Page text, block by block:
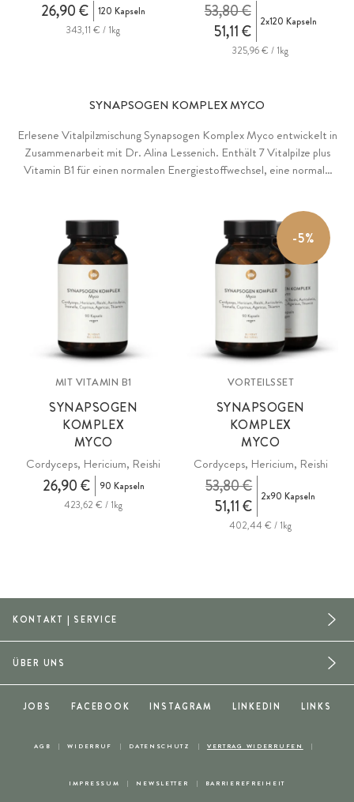
26,90 €
120 Kapseln
343,11 € / 1kg
51,11 €
53,80 € 2x120 Kapseln
325,96 € / 1kg
SYNAPSOGEN KOMPLEX MYCO
Erlesene Vitalpilzmischung Synapsogen Komplex Myco entwickelt in
Zusammenarbeit mit Dr. Alina Lessenich. Enthält 7 Vitalpilze plus
Vitamin B1 für einen normalen Energiestoffwechsel, eine normale
MIT VITAMIN B1
SYNAPSOGEN
KOMPLEX
MYCO
Cordyceps, Hericium, Reishi
26,90 €
90 Kapseln
423,62 € / 1kg
-5%
VORTEILSSET
SYNAPSOGEN
KOMPLEX
MYCO
Cordyceps, Hericium, Reishi
51,11 €
53,80 € 2x90 Kapseln
402,44 € / 1kg
KONTAKT | SERVICE
AGB WIDERRUF DATENSCHUTZ VERTRAG WIDERRUFEN
IMPRESSUM NEWSLETTER BARRIEREFREIHEIT
ÜBER UNS
JOBS FACEBOOK INSTAGRAM LINKEDIN LINKS